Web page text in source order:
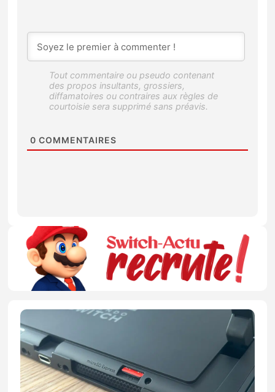
0 COMMENTAIRES